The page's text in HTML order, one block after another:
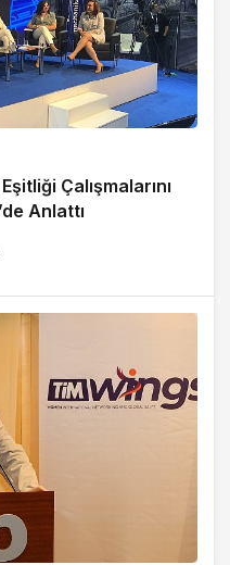
Çalışmalarını
Anlattı